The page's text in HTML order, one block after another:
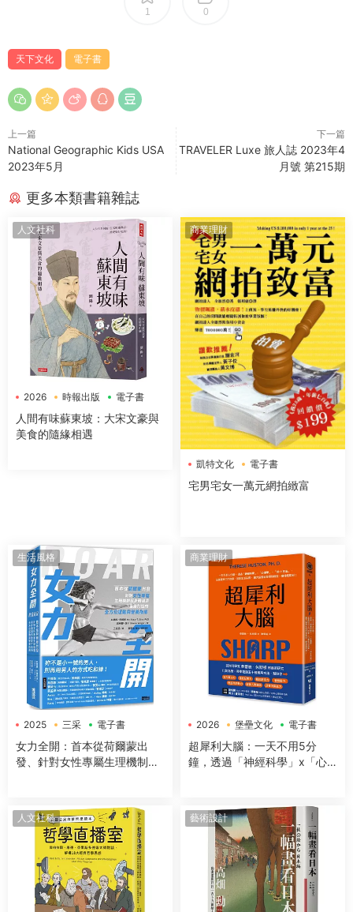
1 0
天下文化 電子書
上一篇
National Geographic Kids USA
2023年5月
下一篇
TRAVELER Luxe 旅人誌 2023年4
月號 第215期
更多本類書籍雜誌
人文社科
2026 時報出版 電子書
人間有味蘇東坡：大宋文豪與
美食的隨緣相遇
商業理財
凱特文化 電子書
宅男宅女一萬元網拍緻富
生活風格
2025 三采 電子書
女力全開：首本從荷爾蒙出
發、針對女性專屬生理機制與
商業理財
2026 堡壘文化 電子書
超犀利大腦：一天不用5分
鐘，透過「神經科學」x「心
讓大腦潛能發揮到極緻，變得
超犀利！
人文社科 藝術設計